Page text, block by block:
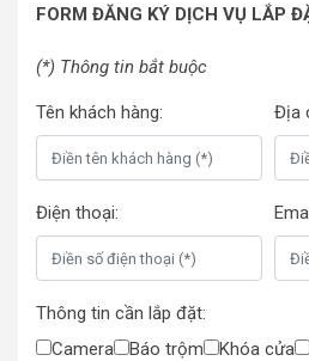
FORM ĐĂNG KÝ DỊCH VỤ LẮP
(*) Thông tin bắt buộc
Tên khách hàng: Địa
Điện thoại:
Thông tin cần lắp đặt:
Camera
Báo trộm Khóa cửa